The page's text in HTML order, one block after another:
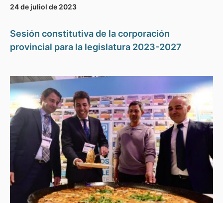
24 de juliol de 2023
Sesión constitutiva de la corporación
provincial para la legislatura 2023-2027